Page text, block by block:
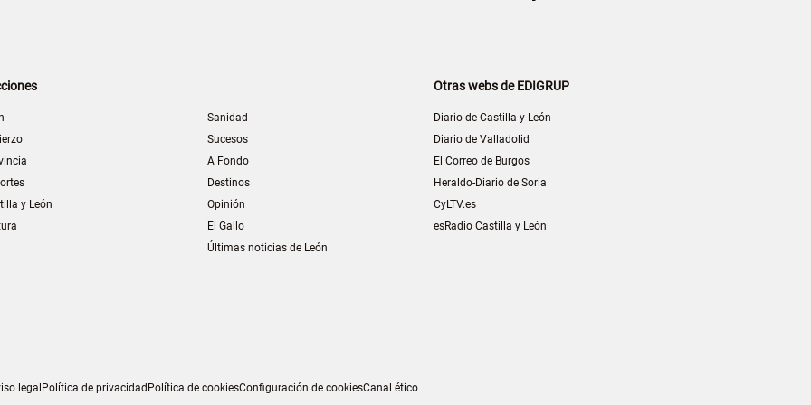
y León
Sanidad
Sucesos
A Fondo
Destinos
Opinión
El Gallo
Últimas noticias de León
Otras webs de EDIGRUP
Diario de Castilla y León
Diario de Valladolid
El Correo de Burgos
Heraldo-Diario de Soria
CyLTV.es
esRadio Castilla y León
legal Política de privacidad Política de cookiesConfiguración de cookiesCanal ético